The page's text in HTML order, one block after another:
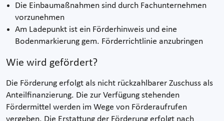
Die Einbaumaßnahmen sind durch Fachunternehmen
vorzunehmen
Am Ladepunkt ist ein Förderhinweis und eine
Bodenmarkierung gem. Förderrichtlinie anzubringen
Wie wird gefördert?
Die Förderung erfolgt als nicht rückzahlbarer Zuschuss als
Anteilfinanzierung. Die zur Verfügung stehenden
Fördermittel werden im Wege von Förderaufrufen